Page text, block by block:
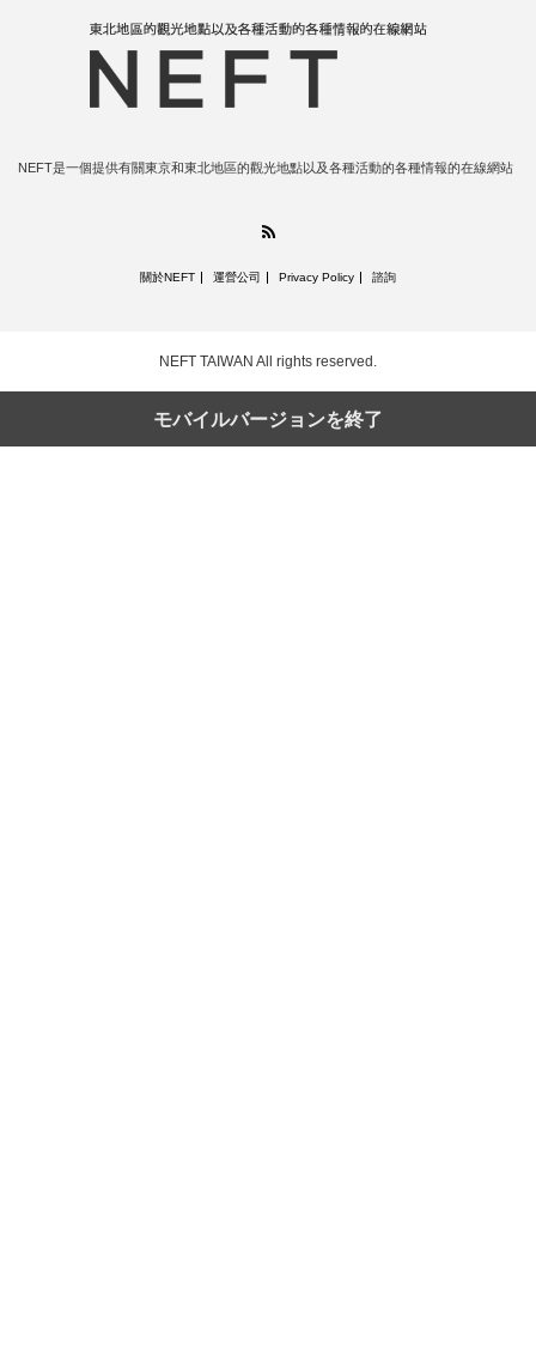
NEFT是一個提供有關東京和東北地區的觀光地點以及各種活動的各種情報的在線網站
關於NEFT 運營公司 Privacy Policy 諮詢
NEFT TAIWAN All rights reserved.
モバイルバージョンを終了